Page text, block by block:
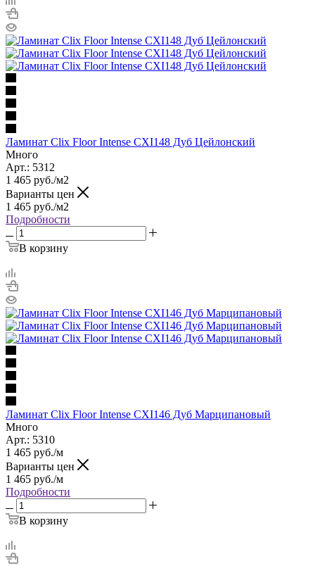
Ламинат Clix Floor Intense CXI148 Дуб Цейлонский
Много
Арт.: 5312
1 465 руб./м2
Варианты цен
1 465 руб./м2
Подробности
В корзину
Ламинат Clix Floor Intense CXI146 Дуб Марципановый
Много
Арт.: 5310
1 465 руб./м
Варианты цен
1 465 руб./м
Подробности
В корзину